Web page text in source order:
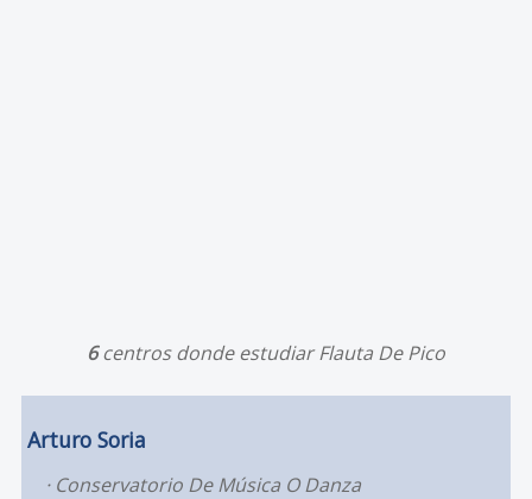
6centros donde estudiar Flauta De Pico
Arturo Soria
Conservatorio De Música O Danza